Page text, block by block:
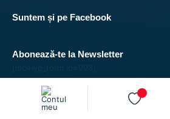
Suntem și pe Facebook
Abonează-te la Newsletter
© Copyright 2026 Trimax Solutions SRL.